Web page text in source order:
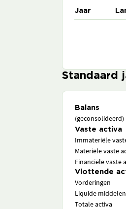
Jaar
Standaard
Balans
(geconsolideerd)
Vaste activa
Immateriële
Materiële vaste
Financiële vaste
Vlottende
Vorderingen
Liquide middelen
Totale activa